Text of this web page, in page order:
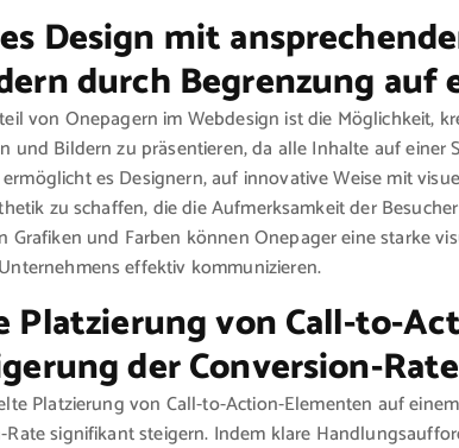
Design mit
durch Begrenzung auf
von Onepagern im Webdesign ist die Möglichkeit,
und Bildern zu präsentieren, da alle Inhalte auf einer
es Designern, auf innovative Weise mit
zu schaffen, die die Aufmerksamkeit der
Grafiken und Farben können Onepager eine starke
effektiv kommunizieren.
Platzierung von Call-to-
der Conversion-
Platzierung von Call-to-Action-Elementen auf
Rate signifikant steigern. Indem klare